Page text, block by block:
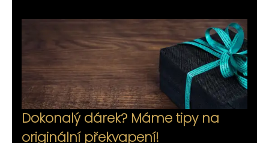
Dokonalý dárek? Máme tipy na
originální překvapení!